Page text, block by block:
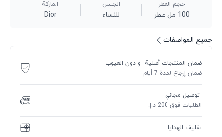
حجم العطر
100 مل عطر
الجنس
للنساء
الماركة
Dior
جميع المواصفات
ضمان المنتجات أصلية و دون العيوب
ضمان إرجاع لمدة 7 أيام
توصيل مجاني
الطلبات فوق 200 د.إ.
تغليف الهدايا